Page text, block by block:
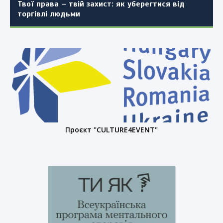
Твої права – твій захист: як уберегтися від
торгівлі людьми
Проєкт "CULTURE4EVENT"